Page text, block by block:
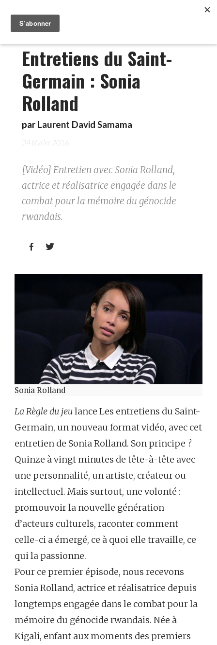
Entretiens du Saint-
Germain : Sonia
Rolland
par Laurent David Samama
24 février 2016
[Vidéo] Entretien avec Sonia Rolland,
actrice et réalisatrice engagée dans le
combat pour la mémoire du génocide
rwandais.
 
Sonia Rolland
La Règle du jeulance Les entretiens du Saint-
Germain, un nouveau format vidéo, avec cet
entretien de Sonia Rolland. Son principe ?
Quinze à vingt minutes de tête-à-tête avec
une personnalité, un artiste, créateur ou
intellectuel. Mais surtout, une volonté :
promouvoir la nouvelle génération
d’acteurs culturels, raconter comment
celle-ci a émergé, ce à quoi elle travaille, ce
qui la passionne.
Pour ce premier épisode, nous recevons
Sonia Rolland, actrice et réalisatrice depuis
longtemps engagée dans le combat pour la
mémoire du génocide rwandais. Née à
Kigali, enfant aux moments des premiers